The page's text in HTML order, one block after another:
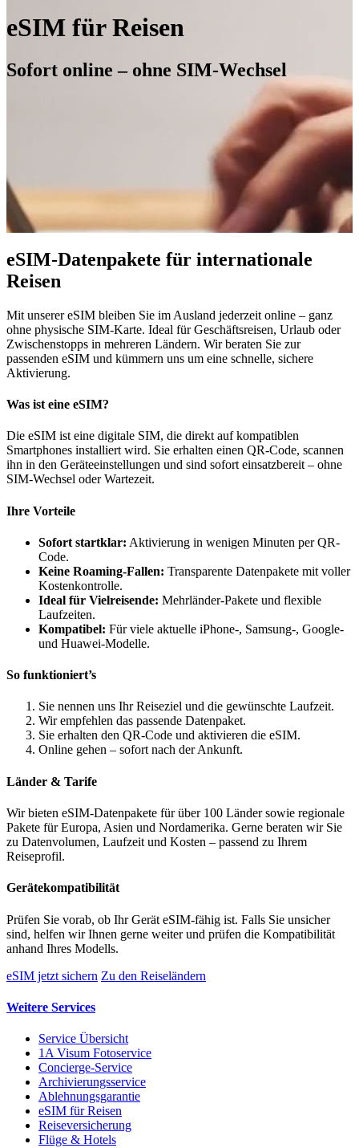
eSIM für Reisen
Sofort online – ohne SIM-Wechsel
eSIM-Datenpakete für internationale
Reisen
Mit unserer eSIM bleiben Sie im Ausland jederzeit online – ganz
ohne physische SIM-Karte. Ideal für Geschäftsreisen, Urlaub oder
Zwischenstopps in mehreren Ländern. Wir beraten Sie zur
passenden eSIM und kümmern uns um eine schnelle, sichere
Aktivierung.
Was ist eine eSIM?
Die eSIM ist eine digitale SIM, die direkt auf kompatiblen
Smartphones installiert wird. Sie erhalten einen QR-Code, scannen
ihn in den Geräteeinstellungen und sind sofort einsatzbereit – ohne
SIM-Wechsel oder Wartezeit.
Ihre Vorteile
Sofort startklar: Aktivierung in wenigen Minuten per QR-
Code.
Keine Roaming-Fallen: Transparente Datenpakete mit voller
Kostenkontrolle.
Ideal für Vielreisende: Mehrländer-Pakete und flexible
Laufzeiten.
Kompatibel: Für viele aktuelle iPhone-, Samsung-, Google-
und Huawei-Modelle.
So funktioniert’s
Sie nennen uns Ihr Reiseziel und die gewünschte Laufzeit.
Wir empfehlen das passende Datenpaket.
Sie erhalten den QR-Code und aktivieren die eSIM.
Online gehen – sofort nach der Ankunft.
Länder & Tarife
Wir bieten eSIM-Datenpakete für über 100 Länder sowie regionale
Pakete für Europa, Asien und Nordamerika. Gerne beraten wir Sie
zu Datenvolumen, Laufzeit und Kosten – passend zu Ihrem
Reiseprofil.
Gerätekompatibilität
Prüfen Sie vorab, ob Ihr Gerät eSIM-fähig ist. Falls Sie unsicher
sind, helfen wir Ihnen gerne weiter und prüfen die Kompatibilität
anhand Ihres Modells.
eSIM jetzt sichern Zu den Reiseländern
Weitere Services
Service Übersicht
1A Visum Fotoservice
Concierge-Service
Archivierungsservice
Ablehnungsgarantie
eSIM für Reisen
Reiseversicherung
Flüge & Hotels